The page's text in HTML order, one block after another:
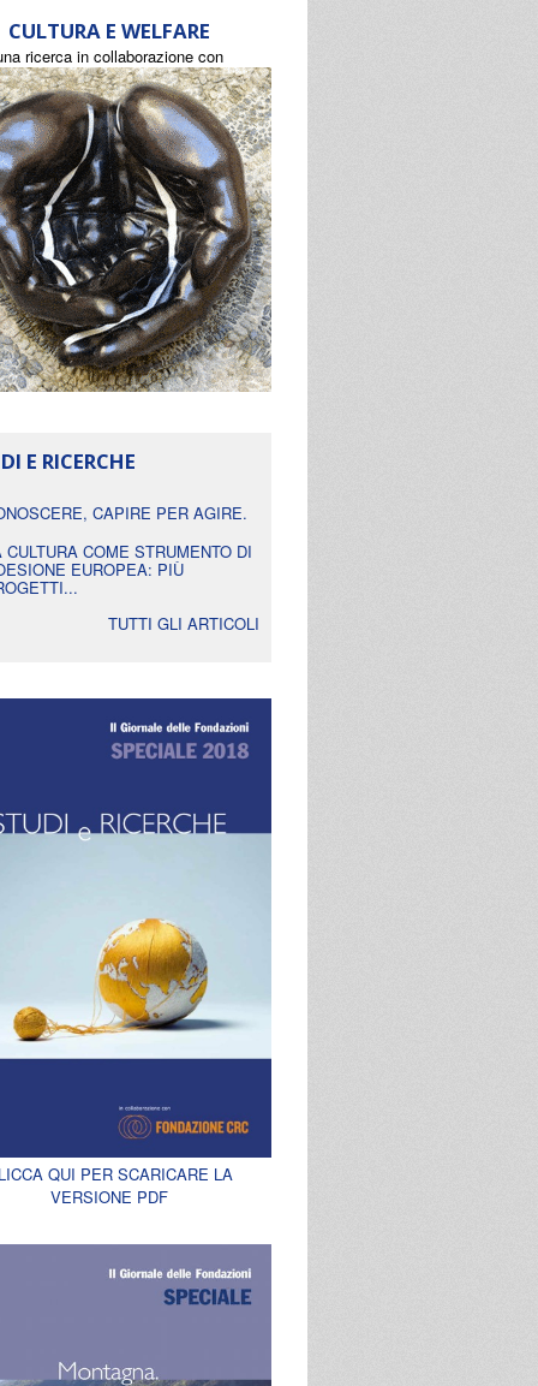
CULTURA E WELFARE
ricerca in collaborazione con
E RICERCHE
CAPIRE PER AGIRE.
CULTURA COME STRUMENTO DI
EUROPEA: PIÙ
TUTTI GLI ARTICOLI
QUI PER SCARICARE LA
VERSIONE PDF